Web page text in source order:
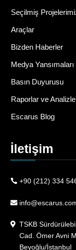
Seçilmiş
Araçlar
Bizden Haberler
Medya Yansımaları
Basın Duyurusu
Raporlar ve
Escarus Blog
İletişim
+90 (212) 334
TSKB
Cad. Ömer Avni
Beyoğlu/İstanbul